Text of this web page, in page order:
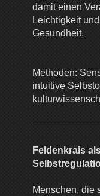
damit einen
Leichtigkeit
Gesundheit.
Methoden:
intuitive
Feldenkrais
Menschen, die